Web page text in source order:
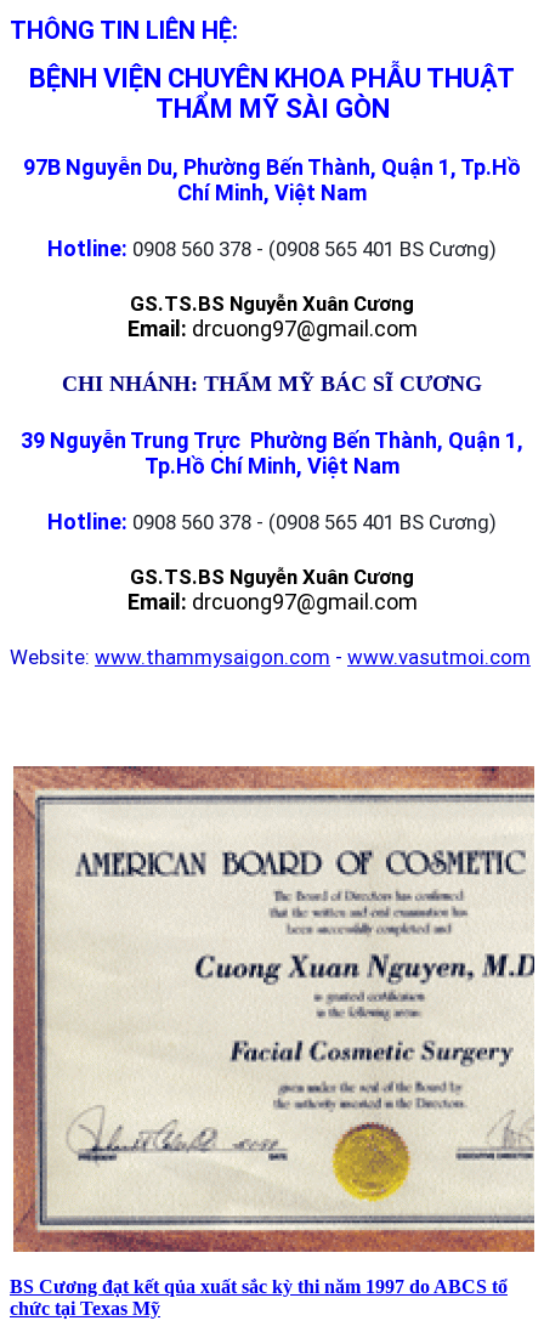
THÔNG TIN LIÊN HỆ:
BỆNH VIỆN CHUYÊN KHOA PHẪU THUẬT
THẨM MỸ SÀI GÒN
97B Nguyễn Du, Phường Bến Thành, Quận 1, Tp.Hồ
Chí Minh, Việt Nam
Hotline: 0908 560 378 - (0908 565 401 BS Cương)
GS.TS.BS Nguyễn Xuân Cương
Email: drcuong97@gmail.com
CHI NHÁNH: THẨM MỸ BÁC SĨ CƯƠNG
39 Nguyễn Trung Trực Phường Bến Thành, Quận 1,
Tp.Hồ Chí Minh, Việt Nam
Hotline: 0908 560 378 - (0908 565 401 BS Cương)
GS.TS.BS Nguyễn Xuân Cương
Email: drcuong97@gmail.com
Website: www.thammysaigon.com - www.vasutmoi.com
BS Cương đạt kết qủa xuất sắc kỳ thi năm 1997 do ABCS tổ
chức tại Texas Mỹ